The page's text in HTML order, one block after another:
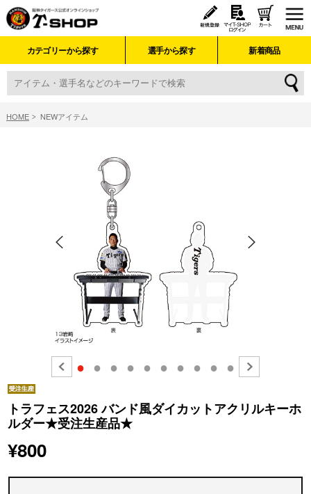
カテゴリーから探す 選手から探す 新着商品
HOME NEWアイテム
● ● ● ● ● ● ● ● ● ●
トラフェス2026 バンド風ダイカットアクリルキーホ
ルダー★受注生産品★
¥800